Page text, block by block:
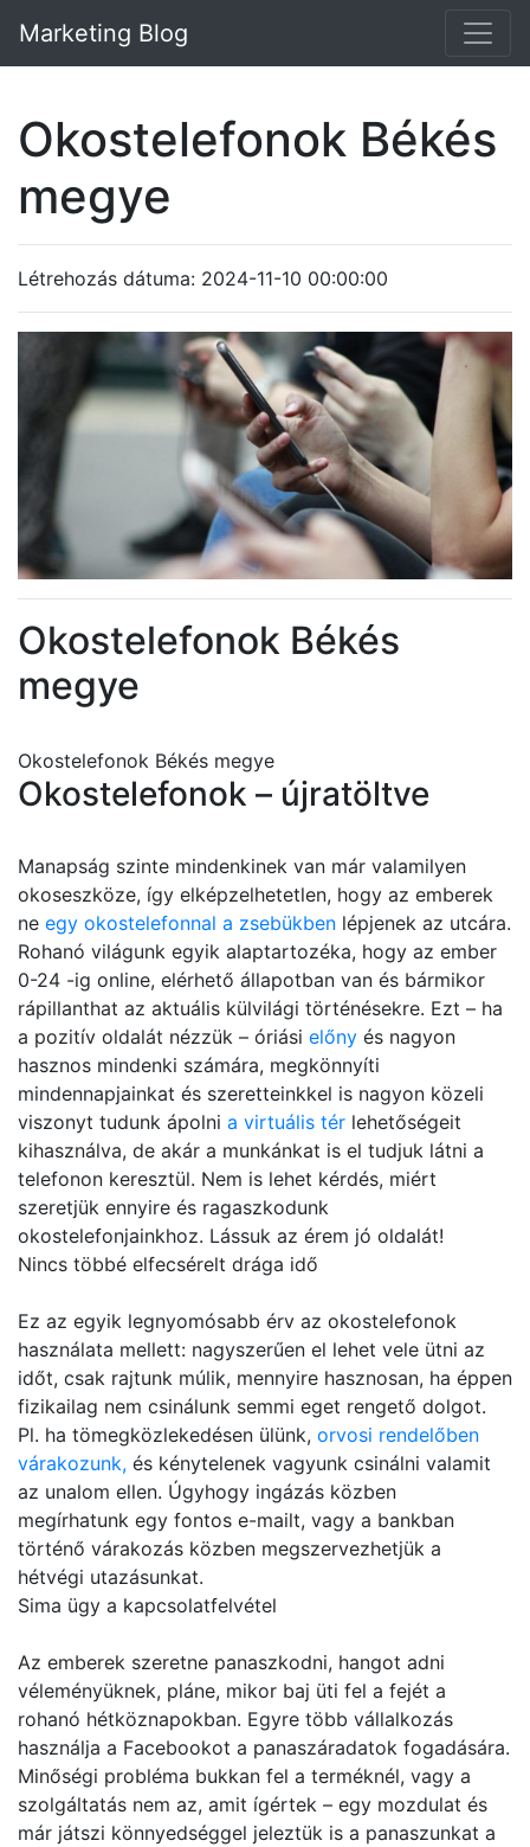
Marketing Blog
Okostelefonok Békés
megye
Létrehozás dátuma: 2024-11-10 00:00:00
Okostelefonok Békés
megye
Okostelefonok Békés megye
Okostelefonok – újratöltve
Manapság szinte mindenkinek van már valamilyen
okoseszköze, így elképzelhetetlen, hogy az emberek
ne egy okostelefonnal a zsebükben lépjenek az utcára.
Rohanó világunk egyik alaptartozéka, hogy az ember
0-24 -ig online, elérhető állapotban van és bármikor
rápillanthat az aktuális külvilági történésekre. Ezt – ha
a pozitív oldalát nézzük – óriási előny és nagyon
hasznos mindenki számára, megkönnyíti
mindennapjainkat és szeretteinkkel is nagyon közeli
viszonyt tudunk ápolni a virtuális tér lehetőségeit
kihasználva, de akár a munkánkat is el tudjuk látni a
telefonon keresztül. Nem is lehet kérdés, miért
szeretjük ennyire és ragaszkodunk
okostelefonjainkhoz. Lássuk az érem jó oldalát!
Nincs többé elfecsérelt drága idő
Ez az egyik legnyomósabb érv az okostelefonok
használata mellett: nagyszerűen el lehet vele ütni az
időt, csak rajtunk múlik, mennyire hasznosan, ha éppen
fizikailag nem csinálunk semmi eget rengető dolgot.
Pl. ha tömegközlekedésen ülünk, orvosi rendelőben
várakozunk, és kénytelenek vagyunk csinálni valamit
az unalom ellen. Úgyhogy ingázás közben
megírhatunk egy fontos e-mailt, vagy a bankban
történő várakozás közben megszervezhetjük a
hétvégi utazásunkat.
Sima ügy a kapcsolatfelvétel
Az emberek szeretne panaszkodni, hangot adni
véleményüknek, pláne, mikor baj üti fel a fejét a
rohanó hétköznapokban. Egyre több vállalkozás
használja a Facebookot a panaszáradatok fogadására.
Minőségi probléma bukkan fel a terméknél, vagy a
szolgáltatás nem az, amit ígértek – egy mozdulat és
már játszi könnyedséggel jeleztük is a panaszunkat a